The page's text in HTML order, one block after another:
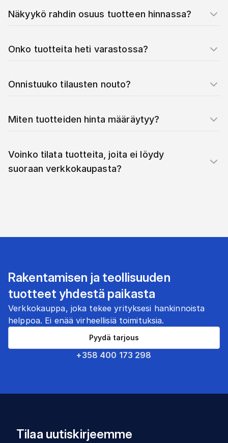
Näkyykö rahdin osuus tuotteen hinnassa?
Onko tuotteita heti varastossa?
Onnistuuko tilausten nouto?
Miten tuotteiden hinta määräytyy?
Voinko tilata tuotteita, joita ei löydy
suoraan verkkokaupasta?
Rakentamisen ja teollisuuden
tuotteet yhdestä paikasta
Verkkokauppa, joka tekee yrityksesi hankinnoista
helppoa. Ei enää virheellisiä toimituksia.
+358 400 173 298
Pyydä tarjous
Tilaa uutiskirjeemme